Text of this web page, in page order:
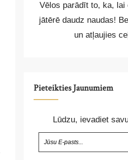
Vēlos parādīt to, ka, lai
jātērē daudz naudas!
un atļaujies
Pieteikties Jaunumiem
Lūdzu, ievadiet